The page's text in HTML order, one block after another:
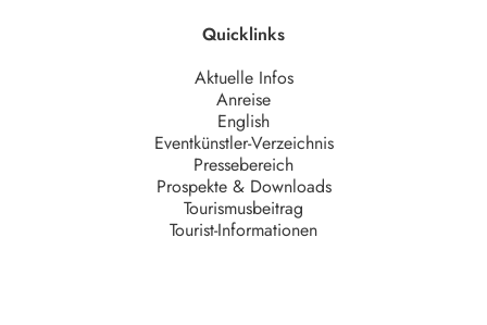
Quicklinks
Aktuelle Infos
Anreise
English
Eventkünstler-Verzeichnis
Pressebereich
Prospekte & Downloads
Tourismusbeitrag
Tourist-Informationen